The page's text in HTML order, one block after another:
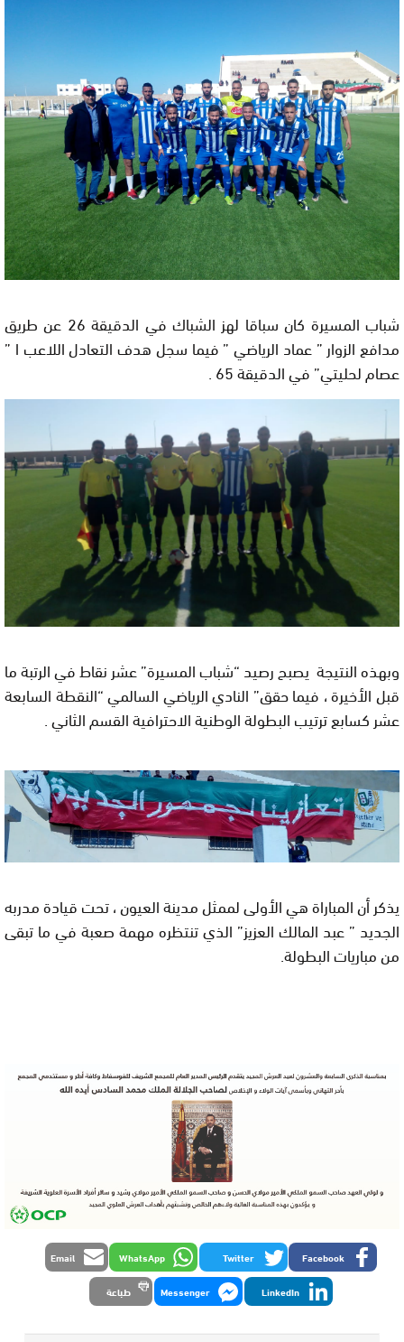
شباب المسيرة كان سباقا لهز الشباك في الدقيقة 26 عن طريق
مدافع الزوار ” عماد الرياضي ” فيما سجل هدف التعادل اللاعب ا ”
عصام لحليتي” في الدقيقة 65 .
وبهذه النتيجة يصبح رصيد “شباب المسيرة” عشر نقاط في الرتبة ما
قبل الأخيرة ، فيما حقق” النادي الرياضي السالمي “النقطة السابعة
عشر كسابع ترتيب البطولة الوطنية الاحترافية القسم الثاني .
يذكر أن المباراة هي الأولى لممثل مدينة العيون ، تحت قيادة مدربه
الجديد ” عبد المالك العزيز” الذي تنتظره مهمة صعبة في ما تبقى
من مباريات البطولة.
Facebook
Twitter
WhatsApp
Email
LinkedIn
Messenger طباعة